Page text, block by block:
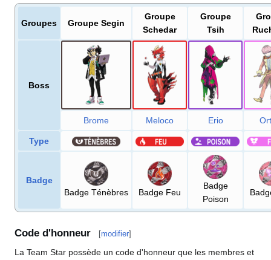
Groupes Groupe Segin
Groupe
Schedar
Groupe
Tsih
Boss
Brome Meloco Erio
Type
Badge
Badge Ténèbres
Badge Feu
Badge
Poison
Code d'honneur [modifier]
La Team Star possède un code d'honneur que les membres et